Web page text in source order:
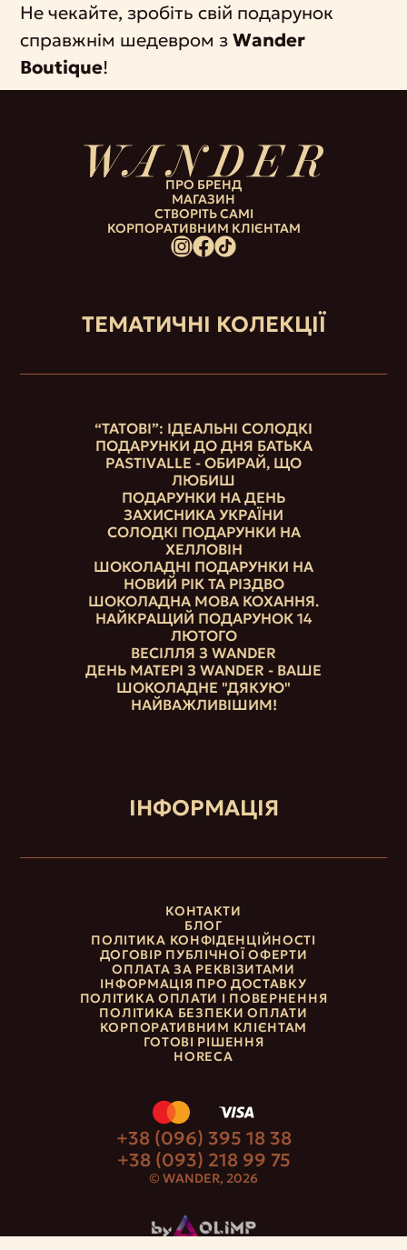
Не чекайте, зробіть свій подарунок
справжнім шедевром зWander
Boutique!
ПРО БРЕНД
МАГАЗИН
СТВОРІТЬ САМІ
КОРПОРАТИВНИМ КЛІЄНТАМ
ТЕМАТИЧНІ КОЛЕКЦІЇ
“ТАТОВІ”: ІДЕАЛЬНІ СОЛОДКІ
ПОДАРУНКИ ДО ДНЯ БАТЬКА
PASTIVALLE - ОБИРАЙ, ЩО
ЛЮБИШ
ПОДАРУНКИ НА ДЕНЬ
ЗАХИСНИКА УКРАЇНИ
СОЛОДКІ ПОДАРУНКИ НА
ХЕЛЛОВІН
ШОКОЛАДНІ ПОДАРУНКИ НА
НОВИЙ РІК ТА РІЗДВО
ШОКОЛАДНА МОВА КОХАННЯ.
НАЙКРАЩИЙ ПОДАРУНОК 14
ЛЮТОГО
ВЕСІЛЛЯ З WANDER
ДЕНЬ МАТЕРІ З WANDER - ВАШЕ
ШОКОЛАДНЕ "ДЯКУЮ"
НАЙВАЖЛИВІШИМ!
ІНФОРМАЦІЯ
КОНТАКТИ
БЛОГ
ПОЛІТИКА КОНФІДЕНЦІЙНОСТІ
ДОГОВІР ПУБЛІЧНОЇ ОФЕРТИ
ОПЛАТА ЗА РЕКВІЗИТАМИ
ІНФОРМАЦІЯ ПРО ДОСТАВКУ
ПОЛІТИКА ОПЛАТИ І ПОВЕРНЕННЯ
ПОЛІТИКА БЕЗПЕКИ ОПЛАТИ
КОРПОРАТИВНИМ КЛІЄНТАМ
ГОТОВІ РІШЕННЯ
HORECA
© WANDER, 2026
+38 (096) 395 18 38
+38 (093) 218 99 75